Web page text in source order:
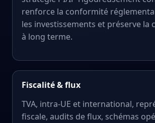
renforce la conformité
les investissements et préserve la
à long terme.
Fiscalité & flux
TVA, intra-UE et international,
fiscale, audits de flux, schémas